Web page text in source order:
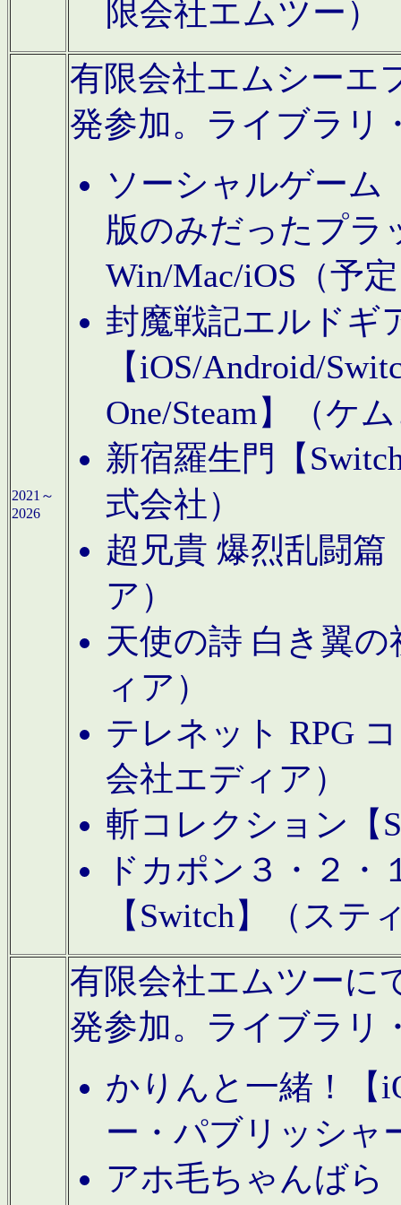
限会社エムツー）
2021～
2026
有限会社エムシーエ
発参加。ライブラリ
ソーシャルゲーム
版のみだったプラ
Win/Mac/iOS（予
封魔戦記エルドギ
【iOS/Android/
One/Steam】（ケ
新宿羅生門【
式会社）
超兄貴 爆烈乱闘篇
ア）
天使の詩 白き翼
ィア）
テレネット RPG
会社エディア）
斬コレクション【
ドカポン３・２
【Switch】（ステ
有限会社エムツーに
発参加。ライブラリ
かりんと一緒！【
ー・パブリッシャ
アホ毛ちゃんばら